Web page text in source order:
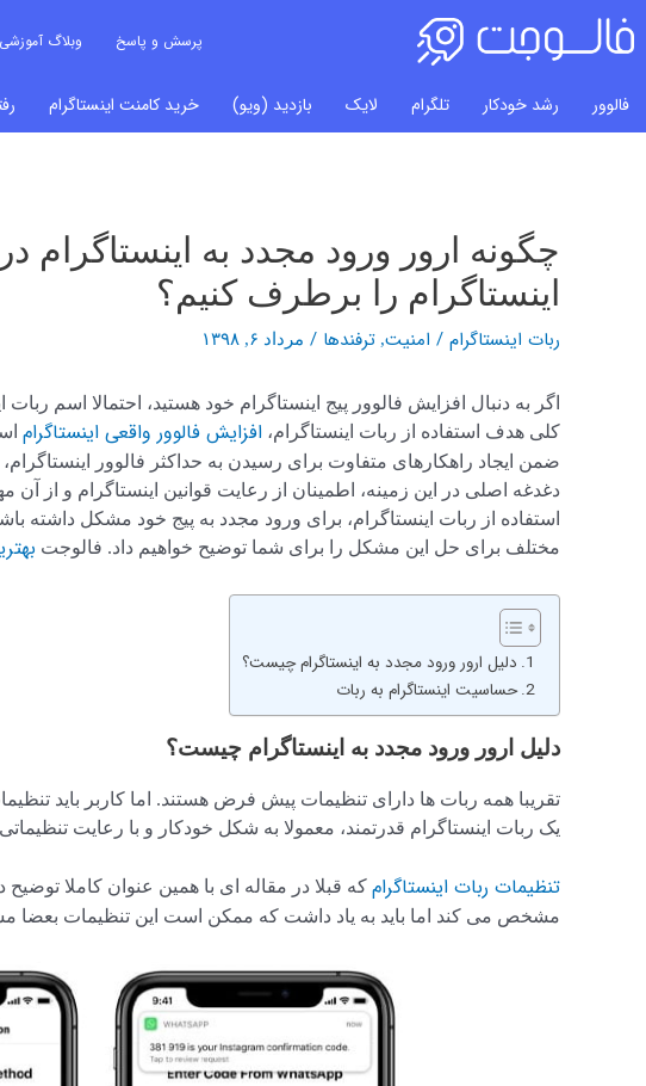
پرسش و پاسخ وبلاگ آموزشی
فالوور رشد خودکار تلگرام لایک بازدید (ویو) خرید کامنت اینستاگرام
چگونه ارور ورود مجدد به اینستاگرام
اینستاگرام را برطرف کنیم؟
ربات اینستاگرام / امنیت, ترفندها / مرداد ۶, ۱۳۹۸
اگر به دنبال افزایش فالوور پیج اینستاگرام خود هستید، احتمالا اسم
کلی هدف استفاده از ربات اینستاگرام، افزایش فالوور واقعی اینستاگرام
ضمن ایجاد راهکارهای متفاوت برای رسیدن به حداکثر فالوور
دغدغه اصلی در این زمینه، اطمینان از رعایت قوانین اینستاگرام و از
استفاده از ربات اینستاگرام، برای ورود مجدد به پیج خود مشکل داشته
مختلف برای حل این مشکل را برای شما توضیح خواهیم داد. فالوجت
دلیل ارور ورود مجدد به اینستاگرام چیست؟
حساسیت اینستاگرام به ربات
دلیل ارور ورود مجدد به اینستاگرام چیست؟
تقریبا همه ربات ها دارای تنظیمات پیش فرض هستند. اما کاربر باید
یک ربات اینستاگرام قدرتمند، معمولا به شکل خودکار و با رعایت
تنظیمات ربات اینستاگرام که قبلا در مقاله ای با همین عنوان کاملا
مشخص می کند اما باید به یاد داشت که ممکن است این تنظیمات بعضا
راهبری
نوشته‌ها